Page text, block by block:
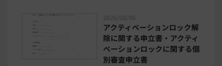
2026/08/06
アクティベーションロック解
除に関する申立書・アクティ
ベーションロックに関する個
別審査申立書